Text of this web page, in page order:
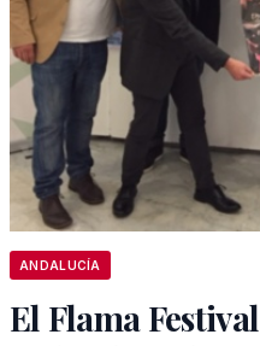
ANDALUCÍA
El Flama